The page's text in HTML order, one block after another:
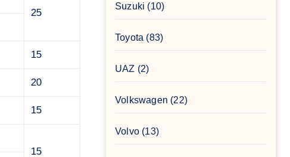
25
15
20
15
15
Suzuki (10)
Toyota (83)
UAZ (2)
Volkswagen (22)
Volvo (13)